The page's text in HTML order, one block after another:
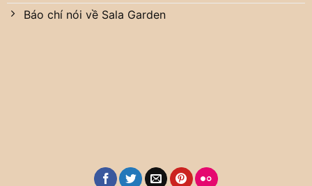
Báo chí nói về Sala Garden